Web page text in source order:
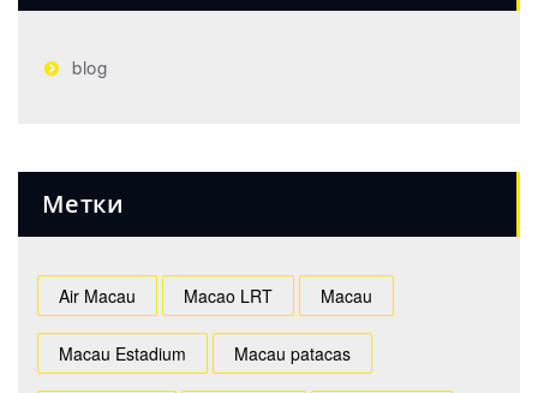
blog
Метки
Air Macau Macao LRT Macau
Macau Estadium Macau patacas